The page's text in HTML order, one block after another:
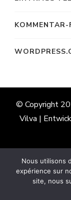
KOMMENTAR-
© Copyright
Vilva |
Nous utilisons
expérience sur
site, nous